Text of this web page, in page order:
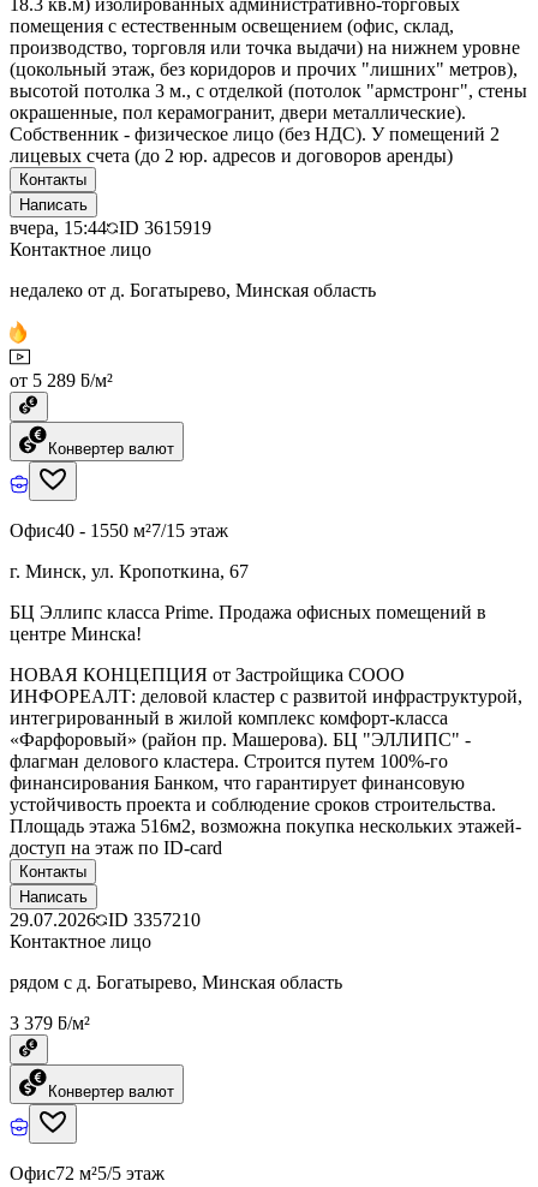
18.3 кв.м) изолированных административно-торговых
помещения с естественным освещением (офис, склад,
производство, торговля или точка выдачи) на нижнем уровне
(цокольный этаж, без коридоров и прочих "лишних" метров),
высотой потолка 3 м., с отделкой (потолок "армстронг", стены
окрашенные, пол керамогранит, двери металлические).
Собственник - физическое лицо (без НДС). У помещений 2
лицевых счета (до 2 юр. адресов и договоров аренды)
Контакты
Написать
вчера, 15:44 ID 3615919
Контактное лицо
недалеко от д. Богатырево, Минская область
от 5 289 ƃ/м²
Конвертер валют
Офис40 - 1550 м²7/15 этаж
г. Минск, ул. Кропоткина, 67
БЦ Эллипс класса Prime. Продажа офисных помещений в
центре Минска!
НОВАЯ КОНЦЕПЦИЯ от Застройщика СООО
ИНФОРЕАЛТ: деловой кластер с развитой инфраструктурой,
интегрированный в жилой комплекс комфорт-класса
«Фарфоровый» (район пр. Машерова). БЦ "ЭЛЛИПС" -
флагман делового кластера. Строится путем 100%-го
финансирования Банком, что гарантирует финансовую
устойчивость проекта и соблюдение сроков строительства.
Площадь этажа 516м2, возможна покупка нескольких этажей-
доступ на этаж по ID-card
Контакты
Написать
29.07.2026 ID 3357210
Контактное лицо
рядом с д. Богатырево, Минская область
3 379 ƃ/м²
Конвертер валют
Офис72 м²5/5 этаж